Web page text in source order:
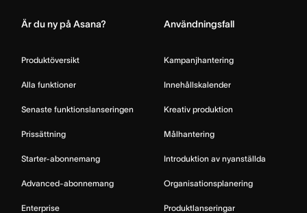
Är du ny på Asana?
Produktöversikt
Alla funktioner
Senaste funktionslanseringen
Prissättning
Starter-abonnemang
Advanced-abonnemang
Enterprise
Användningsfall
Kampanjhantering
Innehållskalender
Kreativ produktion
Målhantering
Introduktion av nyanställda
Organisationsplanering
Produktlanseringar